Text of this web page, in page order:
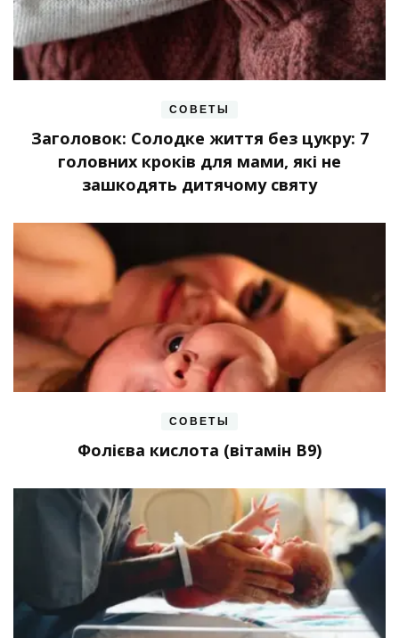
СОВЕТЫ
Заголовок: Солодке життя без цукру: 7
головних кроків для мами, які не
зашкодять дитячому святу
СОВЕТЫ
Фолієва кислота (вітамін В9)